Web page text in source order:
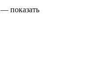
— показать